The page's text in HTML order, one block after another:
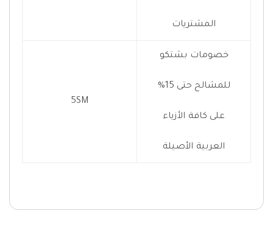
المشتريات
خصومات بشتكو
للمشالح حتى 15%
على كافة الأزياء
العربية الأصيلة
5SM